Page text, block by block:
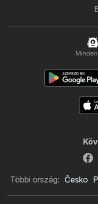
Többi ország: Česko